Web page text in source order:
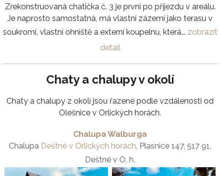
Zrekonstruovaná chatička č. 3 je první po příjezdu v areálu.
Je naprosto samostatná, má vlastní zázemí jako terasu v
soukromí, vlastní ohniště a externí koupelnu, která... zobrazit
detail
Chaty a chalupy v okolí
Chaty a chalupy z okolí jsou řazené podle vzdálenosti od
Olešnice v Orlických horách.
Chalupa Walburga
Chalupa Deštné v Orlických horách, Plasnice 147, 517 91,
Deštné v O. h.